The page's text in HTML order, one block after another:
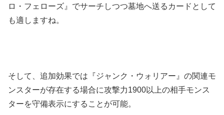
ロ・フェローズ』でサーチしつつ墓地へ送るカードとして
も適しますね。
そして、追加効果では『ジャンク・ウォリアー』の関連モ
ンスターが存在する場合に攻撃力1900以上の相手モンス
ターを守備表示にすることが可能。